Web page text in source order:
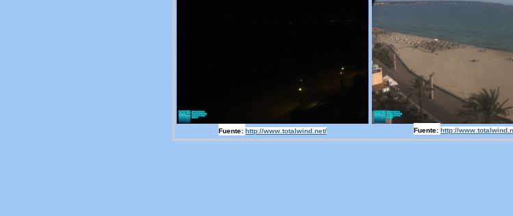
Fuente: http://www.totalwind.net/ Fuente: http://